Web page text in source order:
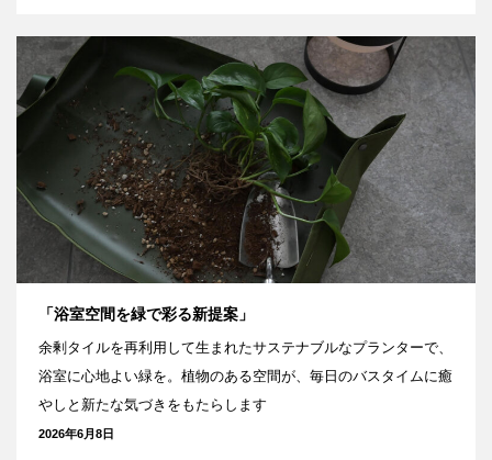
「浴室空間を緑で彩る新提案」
余剰タイルを再利用して生まれたサステナブルなプランターで、
浴室に心地よい緑を。植物のある空間が、毎日のバスタイムに癒
やしと新たな気づきをもたらします
2026年6月8日